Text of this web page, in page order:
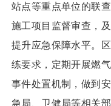
站点等重点单位的联
施工项目监督审查，
提升应急保障水平。
练要求，定期开展燃
事件处置机制，做到
急局、卫健局等相关